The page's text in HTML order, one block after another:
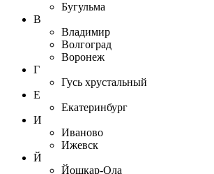
Бугульма
В
Владимир
Волгоград
Воронеж
Г
Гусь хрустальный
Е
Екатеринбург
И
Иваново
Ижевск
Й
Йошкар-Ола